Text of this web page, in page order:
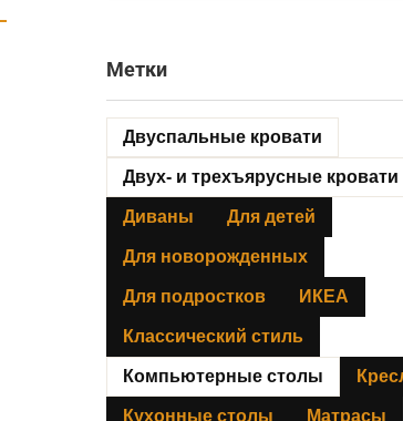
Метки
Двуспальные кровати
Двух- и трехъярусные кровати
Диваны Для детей
Для новорожденных
Для подростков ИКЕА
Классический стиль
Компьютерные столы
Кухонные столы Матрасы